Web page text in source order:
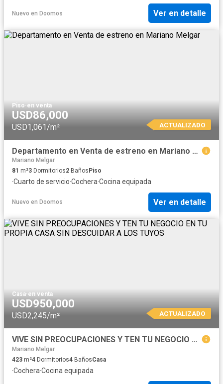
Nuevo en Doomos Ver en detalle
Piso·en venta
USD86,000
USD1,061/m² ACTUALIZADO
Departamento en Venta de estreno en Mariano Melgar
Mariano Melgar
81 m²3 Dormitorios2 Baños Piso
·Cuarto de servicio·Cochera·Cocina equipada
Nuevo en Doomos Ver en detalle
Casa·en venta
USD950,000
USD2,245/m² ACTUALIZADO
VIVE SIN PREOCUPACIONES Y TEN TU NEGOCIO EN TU PROPIA CASA SIN DESCUIDAR A LOS TUYOS
Mariano Melgar
423 m²4 Dormitorios4 BañosCasa
·Cochera·Cocina equipada